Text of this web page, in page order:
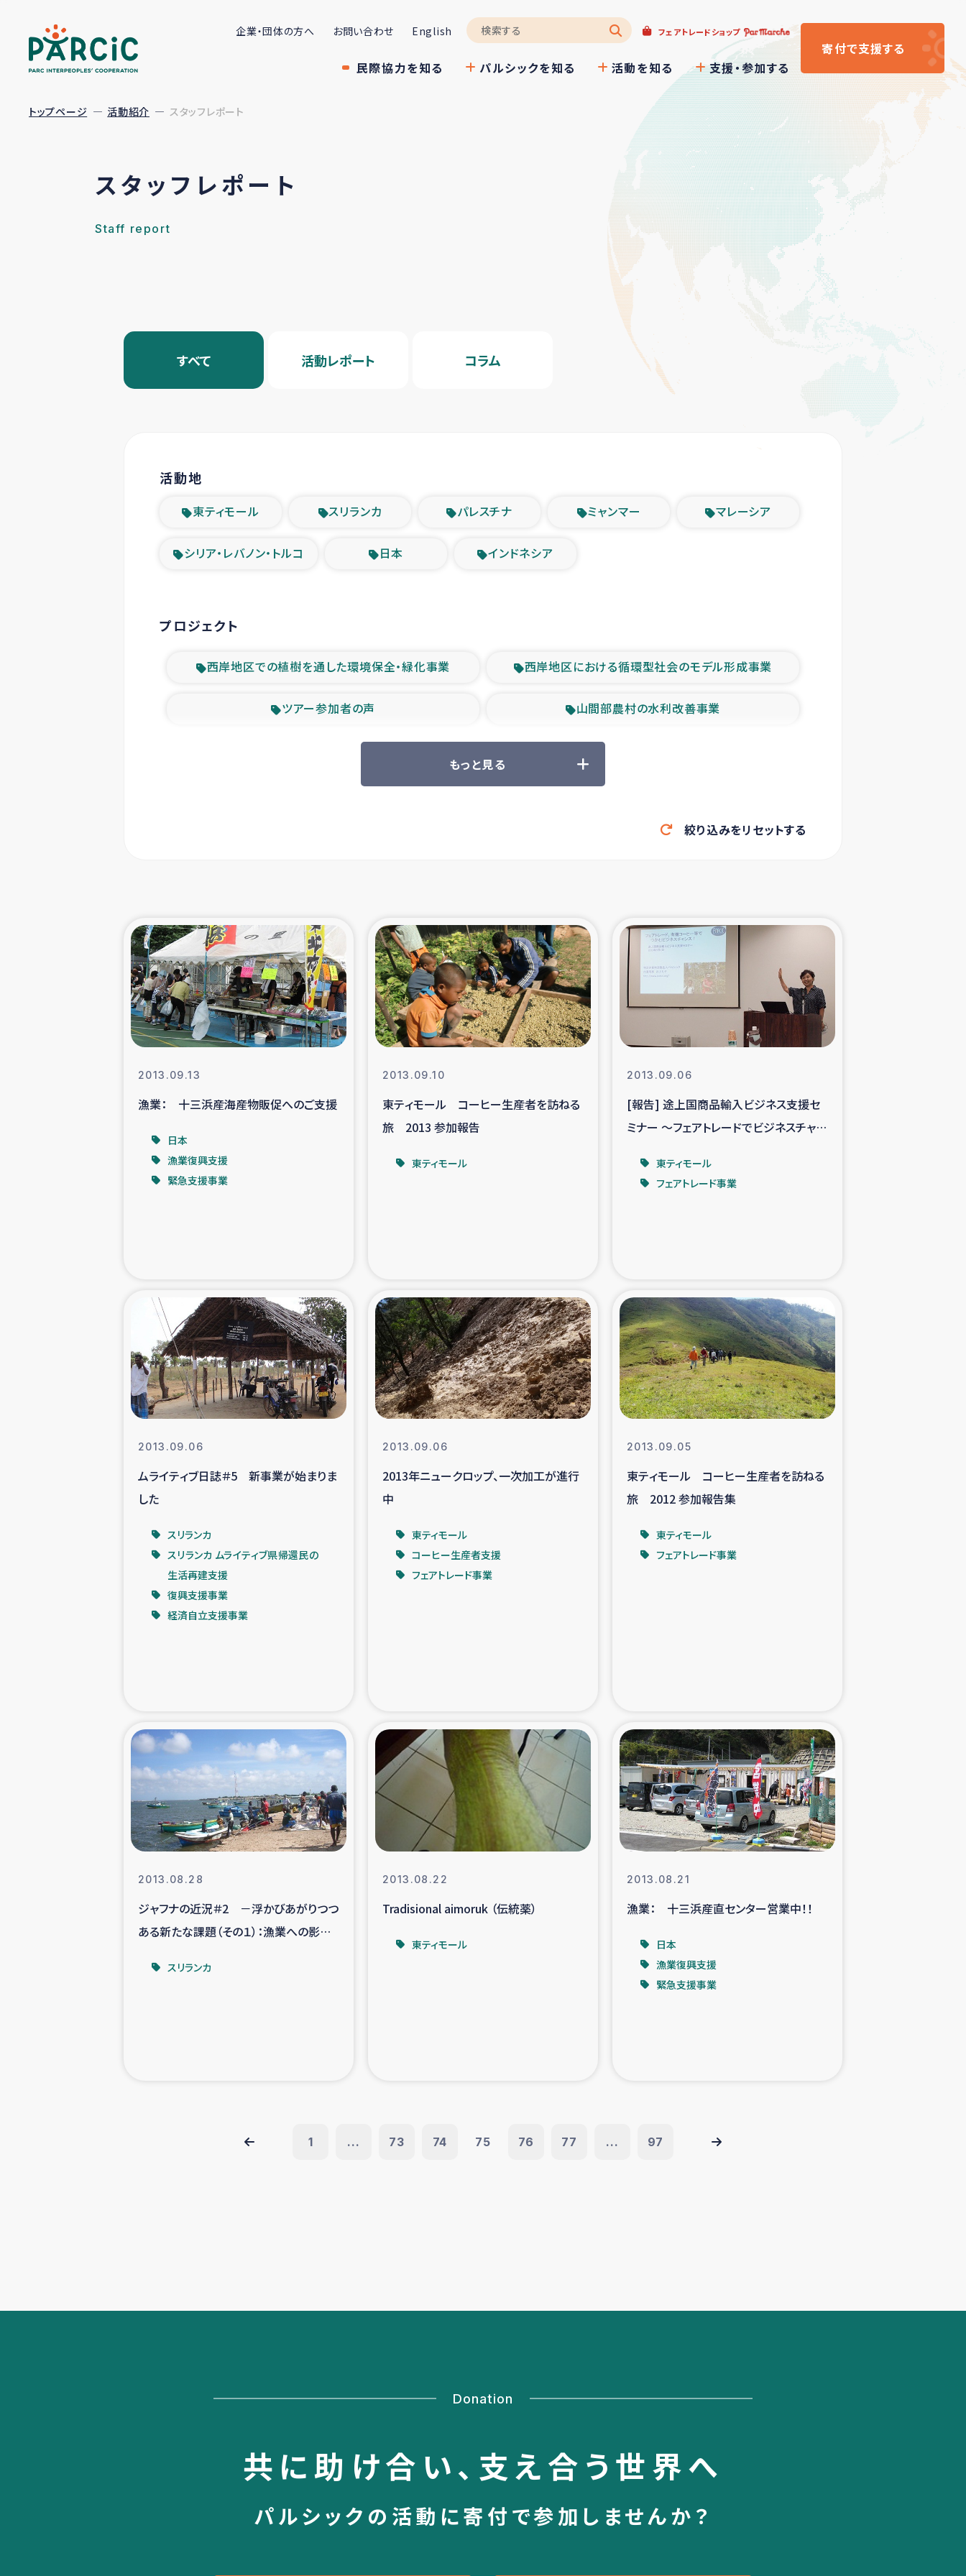
企業・団体の方へ お問い合わせ English フェアトレードショップ
民際協力を知る パルシックを知る 活動を知る 支援・参加する
寄付で支援する
トップページ 活動紹介 スタッフレポート
スタッフレポート
Staff report
すべて 活動レポート コラム
活動地
東ティモール スリランカ パレスチナ ミャンマー マレーシア
シリア・レバノン・トルコ 日本 インドネシア
プロジェクト
西岸地区での植樹を通した環境保全・緑化事業 西岸地区における循環型社会のモデル形成事業
ツアー参加者の声 山間部農村の水利改善事業
緊急救援の時代 森林保全型農業の支援事業
東ティモール豪雨緊急支援 大雨による洪水被災者支援
シリア国内避難民・帰還民の生活再建支援
スリランカ 緊急人道支援 スリランカ南部洪水被災者支援
スリランカの南北女性をつなぐサリー・リサイクル・プロジ
ェクト
復興支援事業
ガザ人道支援 令和6年能登半島地震 緊急支援
漁民によるマングローブ植林活動
海外ルーツの市民との共生 神原ゼミxパルシック
石巻市街地在宅被災者支援 復興応援隊の活動
仮設住宅生活支援・農業復興支援 漁業復興支援
インターン・ボランティア日誌 経済自立支援事業
居場所づくり ガザ空爆被災者への食料支援と農家生産支援
ガザ地区における被災住民への緊急支援 ガザ地区酪農を通した女性グループの生計支援
ふりかけ普及と食生活改善による栄養改善事業
トルコ・シリア地震被災者支援 デニヤヤ小規模紅茶農家支援
コーヒー生産者支援 アイナロ県マウベシ郡でのコーヒー畑改善事業
ベイルート大規模爆発被災者支援 女性の生計向上支援
アグロフォレストリー（カカオ）事業
もっと見る
絞り込みをリセットする
2013.09.13
漁業： 十三浜産海産物販促へのご支援
日本
漁業復興支援
緊急支援事業
2013.09.10
東ティモール コーヒー生産者を訪ねる
旅 2013 参加報告
東ティモール
2013.09.06
[報告] 途上国商品輸入ビジネス支援セ
ミナー ～フェアトレードでビジネスチャン
東ティモール
フェアトレード事業
2013.09.06
ムライティブ日誌＃5 新事業が始まりま
した
スリランカ
スリランカ ムライティブ県帰還民の
生活再建支援
復興支援事業
経済自立支援事業
2013.09.06
2013年ニュークロップ、一次加工が進行
中
東ティモール
コーヒー生産者支援
フェアトレード事業
2013.09.05
東ティモール コーヒー生産者を訪ねる
旅 2012 参加報告集
東ティモール
フェアトレード事業
2013.08.28
ジャフナの近況＃2 －浮かびあがりつつ
ある新たな課題（その１）：漁業への影響
スリランカ
2013.08.22
Tradisional aimoruk （伝統薬）
東ティモール
2013.08.21
漁業： 十三浜産直センター営業中！！
日本
漁業復興支援
緊急支援事業
1 ... 73 74 75 76 77 ... 97
Donation
共に助け合い、 支え合う世界へ
パルシックの活動に寄付で参加しませんか？